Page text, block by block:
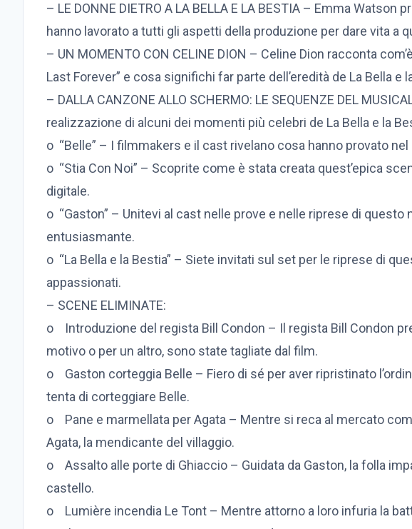
– LE DONNE DIETRO A LA BELLA E LA BESTIA – Emma
hanno lavorato a tutti gli aspetti della produzione per dare vita a
– UN MOMENTO CON CELINE DION – Celine Dion racconta
Last Forever” e cosa significhi far parte dell’eredità de La Bella e
– DALLA CANZONE ALLO SCHERMO: LE SEQUENZE DEL
realizzazione di alcuni dei momenti più celebri de La Bella e la
o “Belle” – I filmmakers e il cast rivelano cosa hanno provato
o “Stia Con Noi” – Scoprite come è stata creata quest’epica
digitale.
o “Gaston” – Unitevi al cast nelle prove e nelle riprese di
entusiasmante.
o “La Bella e la Bestia” – Siete invitati sul set per le riprese di
appassionati.
– SCENE ELIMINATE:
o Introduzione del regista Bill Condon – Il regista Bill Condon
motivo o per un altro, sono state tagliate dal film.
o Gaston corteggia Belle – Fiero di sé per aver ripristinato
tenta di corteggiare Belle.
o Pane e marmellata per Agata – Mentre si reca al mercato
Agata, la mendicante del villaggio.
o Assalto alle porte di Ghiaccio – Guidata da Gaston, la folla
castello.
o Lumière incendia Le Tont – Mentre attorno a loro infuria la